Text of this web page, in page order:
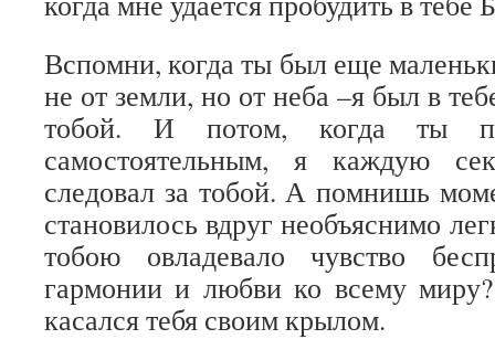
Вспомни, когда ты был еще
не от земли, но от неба –я был в
тобой. И потом, когда ты
самостоятельным, я каждую
следовал за тобой. А помнишь
становилось вдруг необъяснимо
тобою овладевало чувство
гармонии и любви ко всему
касался тебя своим крылом.